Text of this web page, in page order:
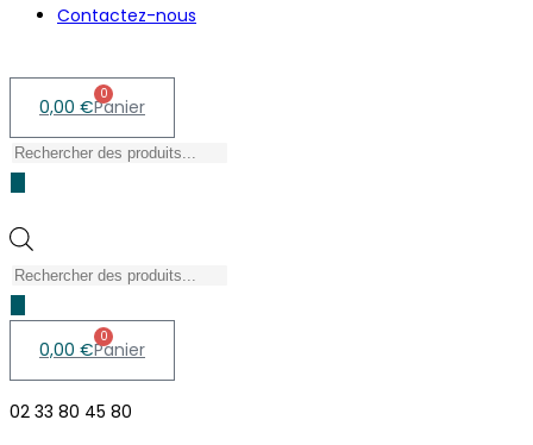
Contactez-nous
0,00 €
0
Panier
Recherche
Recherche
0,00 €
0
Panier
02 33 80 45 80